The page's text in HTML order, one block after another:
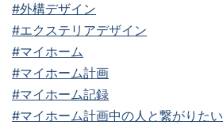
#外構デザイン
#エクステリアデザイン
#マイホーム
#マイホーム計画
#マイホーム記録
#マイホーム計画中の人と繋がりたい